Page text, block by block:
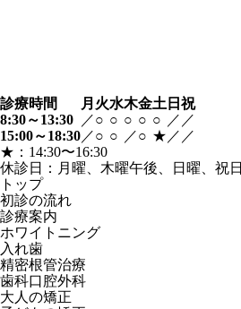
診療時間 月 火水木金土 日祝
8:30～13:30
／○ ○ ○ ○ ○ ／ ／
15:00～18:30／○ ○ ／○ ★ ／ ／
★：14:30〜16:30
休診日：月曜、木曜午後、日曜、祝日
トップ
初診の流れ
診療案内
ホワイトニング
入れ歯
精密根管治療
歯科口腔外科
大人の矯正